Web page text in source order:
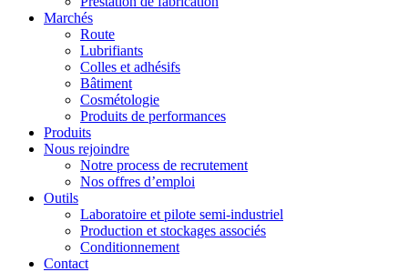
Marchés
Route
Lubrifiants
Colles et adhésifs
Bâtiment
Cosmétologie
Produits de performances
Produits
Nous rejoindre
Notre process de recrutement
Nos offres d’emploi
Outils
Laboratoire et pilote semi-industriel
Production et stockages associés
Conditionnement
Contact